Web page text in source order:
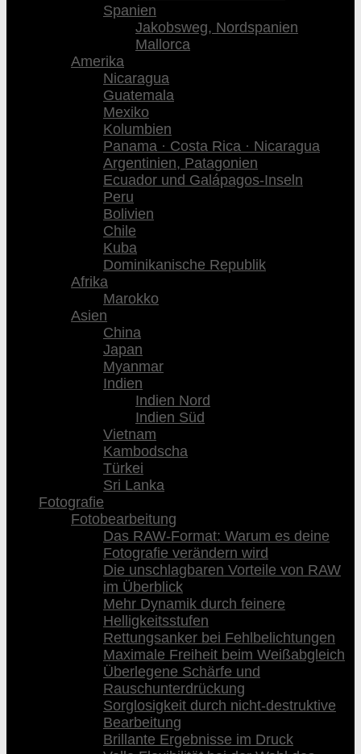
Spanien
Jakobsweg, Nordspanien
Mallorca
Amerika
Nicaragua
Guatemala
Mexiko
Kolumbien
Panama · Costa Rica · Nicaragua
Argentinien, Patagonien
Ecuador und Galápagos-Inseln
Peru
Bolivien
Chile
Kuba
Dominikanische Republik
Afrika
Marokko
Asien
China
Japan
Myanmar
Indien
Indien Nord
Indien Süd
Vietnam
Kambodscha
Türkei
Sri Lanka
Fotografie
Fotobearbeitung
Das RAW-Format: Warum es deine
Fotografie verändern wird
Die unschlagbaren Vorteile von RAW
im Überblick
Mehr Dynamik durch feinere
Helligkeitsstufen
Rettungsanker bei Fehlbelichtungen
Maximale Freiheit beim Weißabgleich
Überlegene Schärfe und
Rauschunterdrückung
Sorglosigkeit durch nicht-destruktive
Bearbeitung
Brillante Ergebnisse im Druck